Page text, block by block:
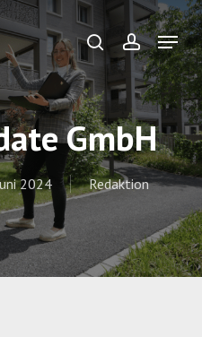
searchaccount
Menu
GmbH
2024
Redaktion
Close
Menu